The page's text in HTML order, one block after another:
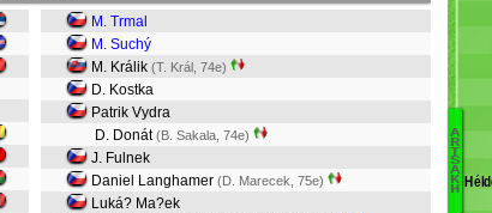
M. Trmal
M. Suchý
M. Králik (T. Král, 74e)
D. Kostka
Patrik Vydra
D. Donát(B. Sakala, 74e)
J. Fulnek
Daniel Langhamer (D. Marecek, 75e)
Luká? Ma?ek
A
R
T
S
A
K
H